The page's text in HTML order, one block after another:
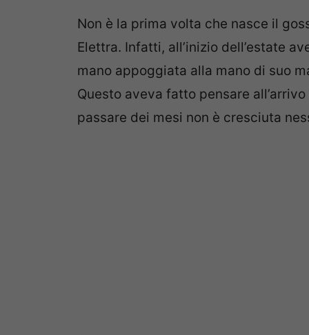
Non è la prima volta che nasce il
Elettra. Infatti, all’inizio dell’estate
mano appoggiata alla mano di suo
Questo aveva fatto pensare
passare dei mesi non è cresciuta